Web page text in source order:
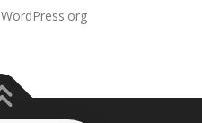
WordPress.org